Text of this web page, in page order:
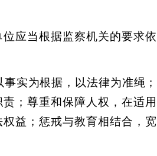
应当根据监察机关的要求依
实为根据，以法律为准绳；
；尊重和保障人权，在适用
益；惩戒与教育相结合，宽